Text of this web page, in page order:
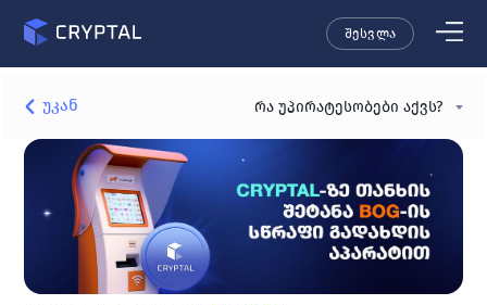
შესვლა
უკან რა უპირატესობები აქვს?